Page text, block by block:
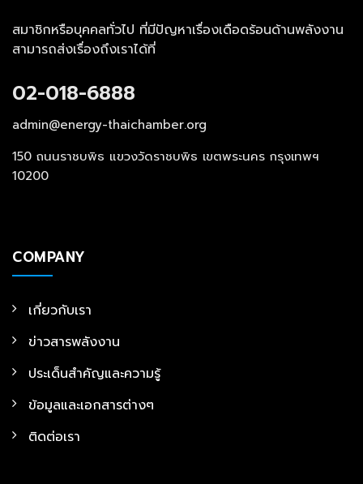
สมาชิกหรือบุคคลทั่วไป ที่มีปัญหาเรื่องเดือดร้อนด้านพลังงาน
สามารถส่งเรื่องถึงเราได้ที่
02-018-6888
admin@energy-thaichamber.org
150 ถนนราชบพิธ แขวงวัดราชบพิธ เขตพระนคร กรุงเทพฯ
10200
COMPANY
เกี่ยวกับเรา
ข่าวสารพลังงาน
ประเด็นสำคัญและความรู้
ข้อมูลและเอกสารต่างๆ
ติดต่อเรา